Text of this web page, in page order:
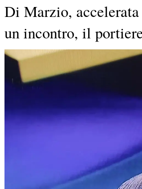
Di Marzio,
un incontro, il